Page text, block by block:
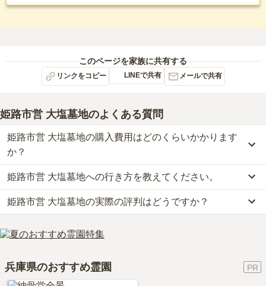
このページを家族に共有する
リンクをコピー LINEで共有 メールで共有
姫路市営 大塩墓地のよくある質問
姫路市営 大塩墓地の購入費用はどのくらいかかります
か？
姫路市営 大塩墓地の現在の販売価格については現在調査中です。
お墓は、価格が高いものがよい、安いものが悪い、という訳ではあ
りません。大切なのは、ご家族が心から納得し、安心してお参りで
きる場所を選ぶことです。
姫路市営 大塩墓地への行き方を教えてください。
公共交通機関の場合、山陽電鉄本線「大塩駅」から徒歩約11分・高
砂市バスに乗車、「牛谷東集会所バス停」下車徒歩約17分です。
車の場合、山陽自動車道「山陽姫路東インター」から車で約18分で
す。
確認ください。
姫路市営 大塩墓地の実際の評判はどうですか？
当サイトに寄せられた総合評価は、3.4点です。
利用者様からは「大型の霊園なので安心ができる。又、定員さんの
る。スタッフもかなり教育されている。」といったお声をいただい
ております。
兵庫県のおすすめ霊園